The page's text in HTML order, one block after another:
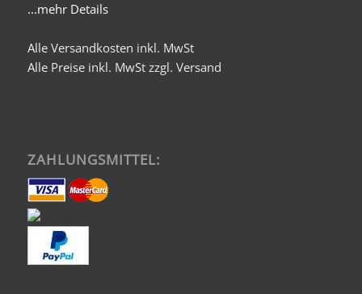
...mehr Details
Alle Versandkosten inkl. MwSt
Alle Preise inkl. MwSt zzgl. Versand
ZAHLUNGSMITTEL: